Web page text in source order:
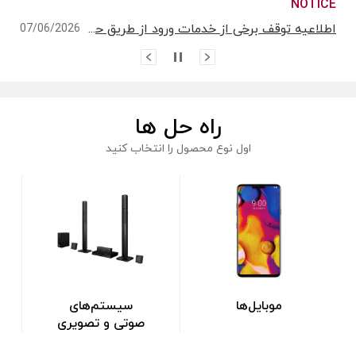
NOTICE
اطلاعیه توقف برخی از خدمات ورود از طریق حساب‌های اجتماعی 07/06/2026
اطلاعیه پایان ارائه سرویس Spotify
راه حل ها
اول نوع محصول را انتخاب کنید
موبایل‌ها
سیستم‌های
صوتی و تصویری